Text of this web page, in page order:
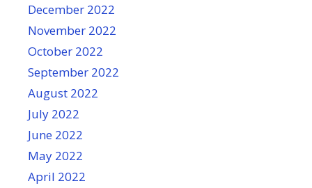
December 2022
November 2022
October 2022
September 2022
August 2022
July 2022
June 2022
May 2022
April 2022